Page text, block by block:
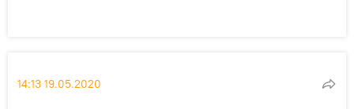
14:13 19.05.2020